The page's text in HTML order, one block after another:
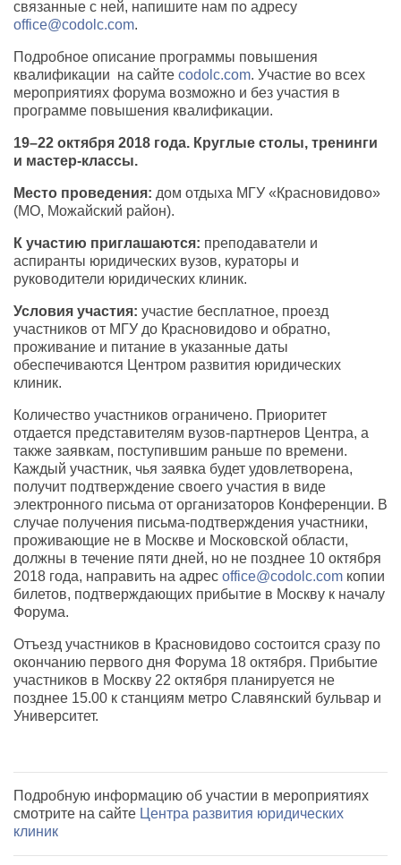
связанные с ней, напишите нам по адресу
office@codolc.com.
Подробное описание программы повышения
квалификации на сайте codolc.com. Участие во всех
мероприятиях форума возможно и без участия в
программе повышения квалификации.
19–22 октября 2018 года. Круглые столы, тренинги
и мастер-классы.
Место проведения: дом отдыха МГУ «Красновидово»
(МО, Можайский район).
К участию приглашаются: преподаватели и
аспиранты юридических вузов, кураторы и
руководители юридических клиник.
Условия участия: участие бесплатное, проезд
участников от МГУ до Красновидово и обратно,
проживание и питание в указанные даты
обеспечиваются Центром развития юридических
клиник.
Количество участников ограничено. Приоритет
отдается представителям вузов-партнеров Центра, а
также заявкам, поступившим раньше по времени.
Каждый участник, чья заявка будет удовлетворена,
получит подтверждение своего участия в виде
электронного письма от организаторов Конференции. В
случае получения письма-подтверждения участники,
проживающие не в Москве и Московской области,
должны в течение пяти дней, но не позднее 10 октября
2018 года, направить на адрес office@codolc.com копии
билетов, подтверждающих прибытие в Москву к началу
Форума.
Отъезд участников в Красновидово состоится сразу по
окончанию первого дня Форума 18 октября. Прибытие
участников в Москву 22 октября планируется не
позднее 15.00 к станциям метро Славянский бульвар и
Университет.
Подробную информацию об участии в мероприятиях
смотрите на сайте Центра развития юридических
клиник